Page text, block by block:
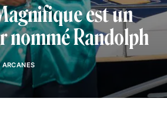
est un
nommé Randolph
ARCANES